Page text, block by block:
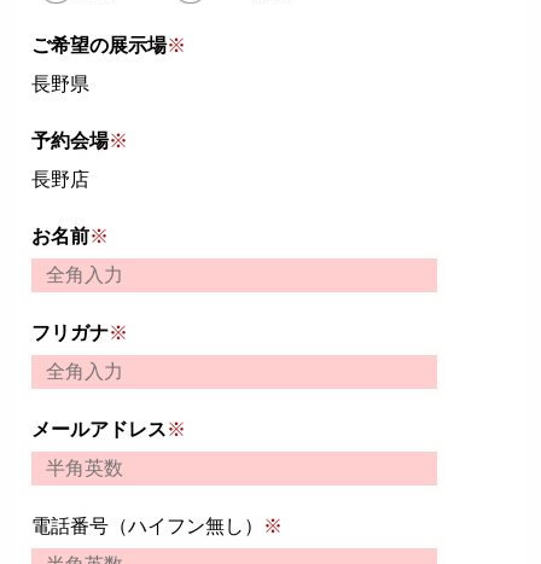
ご希望の展示場※
長野県
予約会場※
長野店
お名前※
フリガナ※
メールアドレス※
電話番号（ハイフン無し） ※